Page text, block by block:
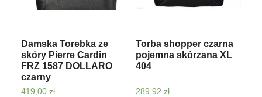
Damska Torebka ze
skóry Pierre Cardin
FRZ 1587 DOLLARO
czarny
419,00 zł
Torba shopper czarna
pojemna skórzana XL
404
289,92 zł